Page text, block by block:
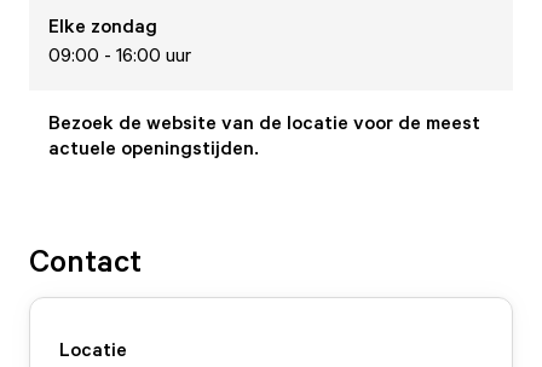
Elke zondag
09:00 - 16:00 uur
Bezoek de website van de locatie voor de meest
actuele openingstijden.
Contact
Locatie